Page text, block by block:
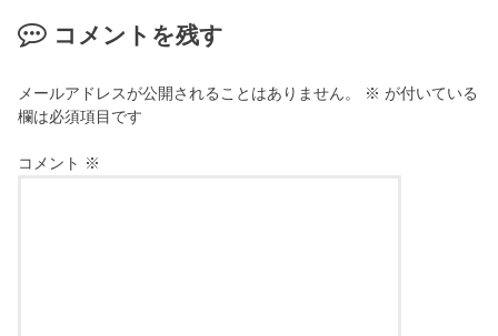
コメントを残す
メールアドレスが公開されることはありません。 ※ が付いている
欄は必須項目です
コメント ※